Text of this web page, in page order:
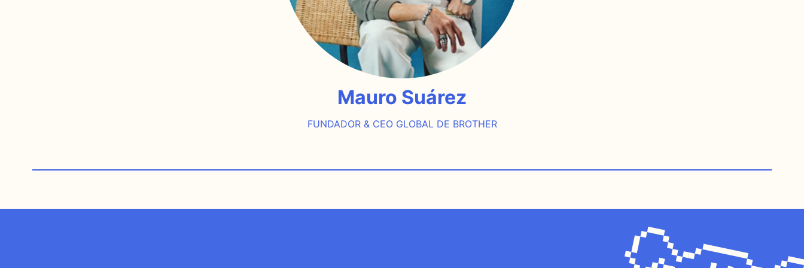
Mauro Suárez
FUNDADOR & CEO GLOBAL DE BROTHER